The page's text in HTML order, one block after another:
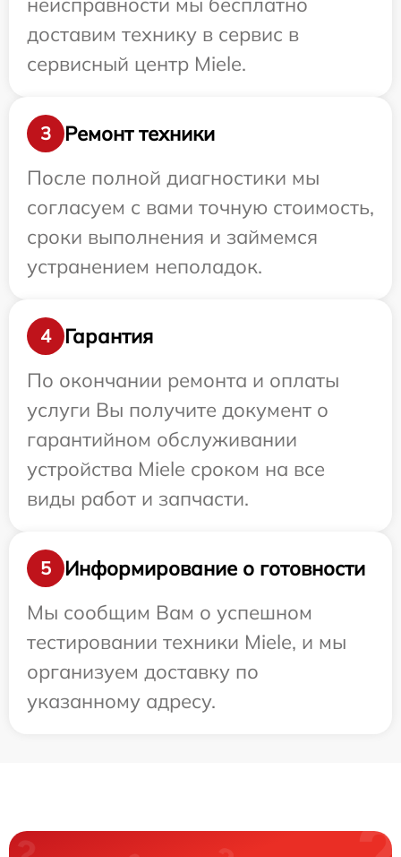
доставим технику в сервис в
сервисный центр Miele.
3
Ремонт техники
После полной диагностики мы
согласуем с вами точную стоимость,
сроки выполнения и займемся
устранением неполадок.
4
Гарантия
По окончании ремонта и оплаты
услуги Вы получите документ о
гарантийном обслуживании
устройства Miele сроком на все
виды работ и запчасти.
5
Информирование о готовности
Мы сообщим Вам о успешном
тестировании техники Miele, и мы
организуем доставку по
указанному адресу.